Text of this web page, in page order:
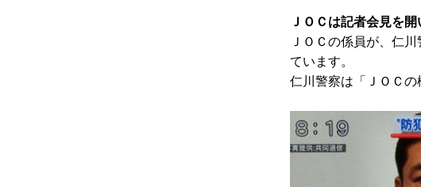
ＪＯＣは記者会見を
ＪＯＣの係員が、仁
ています。
仁川警察は「ＪＯＣの